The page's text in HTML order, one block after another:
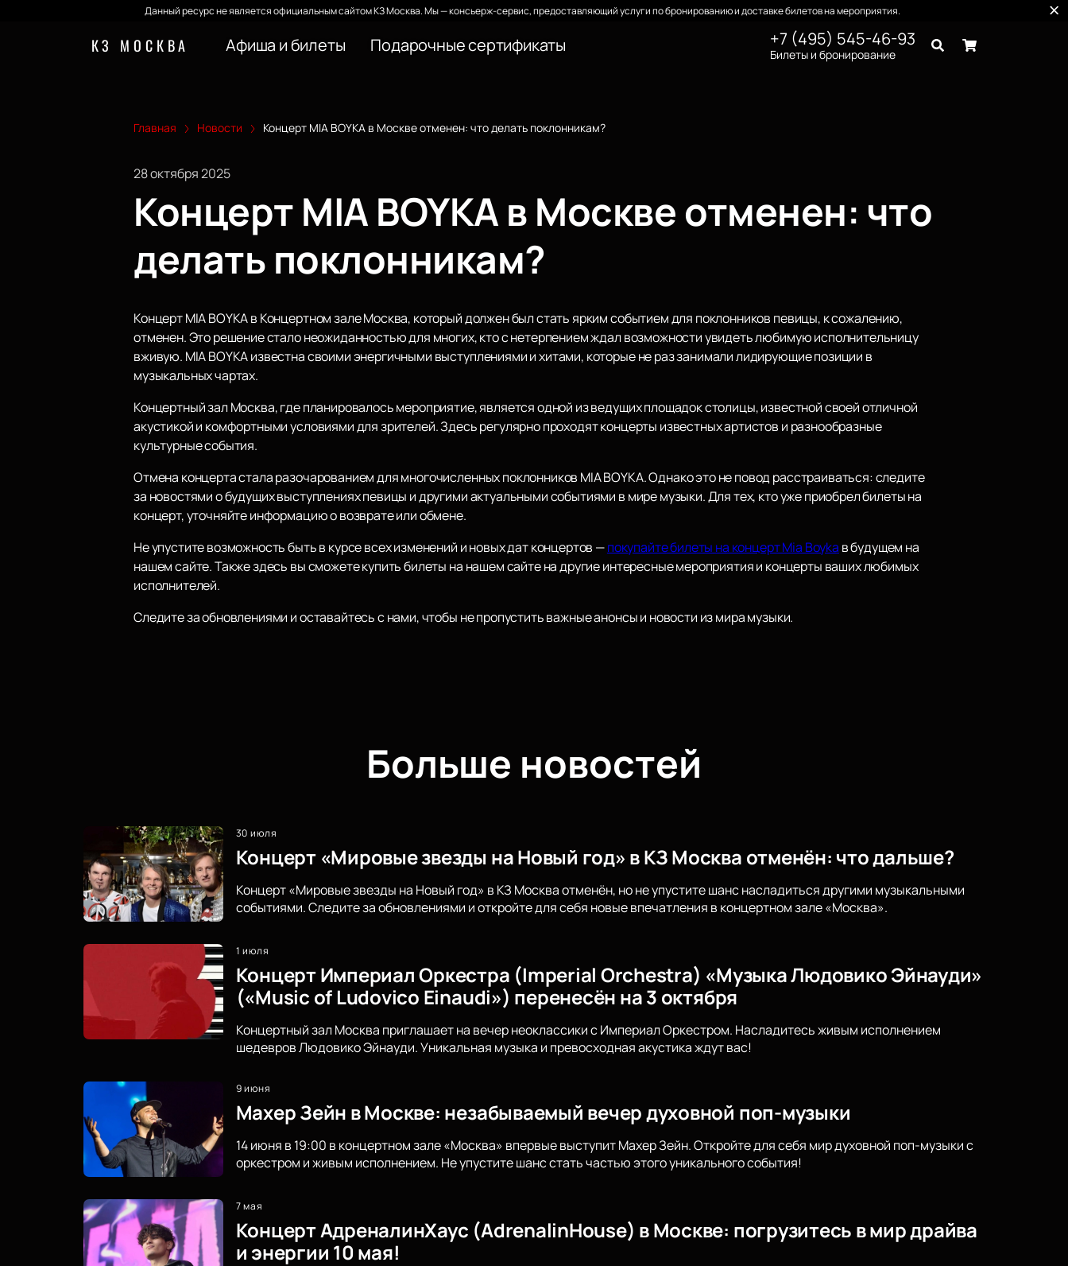
Данный ресурс не является официальным сайтом КЗ Москва. Мы — консьерж-сервис, предоставляющий услуги по бронированию и доставке билетов на мероприятия.
КЗ МОСКВА Афиша и билеты Подарочные сертификаты +7 (495) 545-46-93
Билеты и бронирование
Главная Новости Концерт MIA BOYKA в Москве отменен: что делать поклонникам?
28 октября 2025
Концерт MIA BOYKA в Москве отменен: что
делать поклонникам?
Концерт MIA BOYKA в Концертном зале Москва, который должен был стать ярким событием для поклонников певицы, к сожалению,
отменен. Это решение стало неожиданностью для многих, кто с нетерпением ждал возможности увидеть любимую исполнительницу
вживую. MIA BOYKA известна своими энергичными выступлениями и хитами, которые не раз занимали лидирующие позиции в
музыкальных чартах.
Концертный зал Москва, где планировалось мероприятие, является одной из ведущих площадок столицы, известной своей отличной
акустикой и комфортными условиями для зрителей. Здесь регулярно проходят концерты известных артистов и разнообразные
культурные события.
Отмена концерта стала разочарованием для многочисленных поклонников MIA BOYKA. Однако это не повод расстраиваться: следите
за новостями о будущих выступлениях певицы и другими актуальными событиями в мире музыки. Для тех, кто уже приобрел билеты на
концерт, уточняйте информацию о возврате или обмене.
Не упустите возможность быть в курсе всех изменений и новых дат концертов —покупайте билеты на концерт Mia Boyka в будущем на
нашем сайте. Также здесь вы сможете купить билеты на нашем сайте на другие интересные мероприятия и концерты ваших любимых
исполнителей.
Следите за обновлениями и оставайтесь с нами, чтобы не пропустить важные анонсы и новости из мира музыки.
Больше новостей
30 июля
Концерт «Мировые звезды на Новый год» в КЗ Москва отменён: что дальше?
Концерт «Мировые звезды на Новый год» в КЗ Москва отменён, но не упустите шанс насладиться другими музыкальными
событиями. Следите за обновлениями и откройте для себя новые впечатления в концертном зале «Москва».
1 июля
Концерт Империал Оркестра (Imperial Orchestra) «Музыка Людовико Эйнауди»
(«Music of Ludovico Einaudi») перенесён на 3 октября
Концертный зал Москва приглашает на вечер неоклассики с Империал Оркестром. Насладитесь живым исполнением
шедевров Людовико Эйнауди. Уникальная музыка и превосходная акустика ждут вас!
9 июня
Махер Зейн в Москве: незабываемый вечер духовной поп-музыки
14 июня в 19:00 в концертном зале «Москва» впервые выступит Махер Зейн. Откройте для себя мир духовной поп-музыки с
оркестром и живым исполнением. Не упустите шанс стать частью этого уникального события!
7 мая
Концерт АдреналинХаус (AdrenalinHouse) в Москве: погрузитесь в мир драйва
и энергии 10 мая!